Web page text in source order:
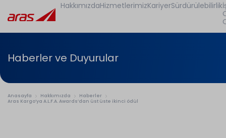
HakkımızdaHizmetlerimizKariyerSürdürülebilirlik
Haberler ve Duyurular
Anasayfa Hakkımızda
Haberler
Aras Kargo’ya A.L.F.A. Awards’dan üst üste ikinci ödül